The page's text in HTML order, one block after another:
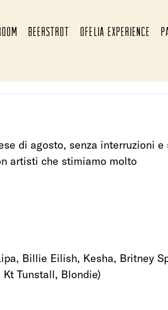
BEERSTROT OFELIA EXPERIENCE
di agosto, senza interruzioni
artisti che stimiamo molto
Billie Eilish, Kesha, Britney
Tunstall, Blondie)